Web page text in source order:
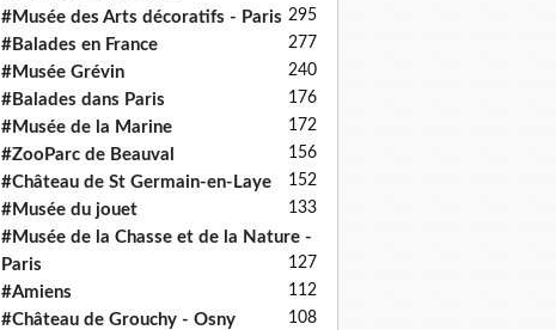
#Musée des Arts décoratifs - Paris 295
#Balades en France 277
#Musée Grévin 240
#Balades dans Paris 176
#Musée de la Marine 172
#ZooParc de Beauval 156
#Château de St Germain-en-Laye 152
#Musée du jouet 133
#Musée de la Chasse et de la Nature -
Paris
127
#Amiens 112
#Château de Grouchy - Osny 108